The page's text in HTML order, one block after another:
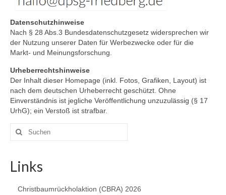
ISK
DPSG
KONTAKT
IMPRESSUM
Datenschutzhinweise
Nach § 28 Abs.3 Bundesdatenschutzgesetz widersprechen wir
der Nutzung unserer Daten für Werbezwecke oder für die
Markt- und Meinungsforschung.
Urheberrechtshinweise
Der Inhalt dieser Homepage (inkl. Fotos, Grafiken, Layout) ist
nach dem deutschen Urheberrecht geschützt. Ohne
Einverständnis ist jegliche Veröffentlichung unzuzulässig (§ 17
UrhG); ein Verstoß ist strafbar.
Suchen
nach:
Links
Christbaumrückholaktion (CBRA) 2026